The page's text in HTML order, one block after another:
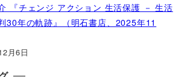
『チェンジ アクション 生活保護 － 生活
30年の軌跡』（明石書店、2025年11
月6日